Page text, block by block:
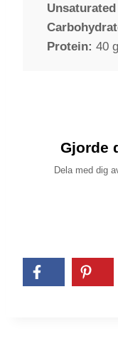
Unsaturated
Protein: 40 g
Gjorde
Dela med dig